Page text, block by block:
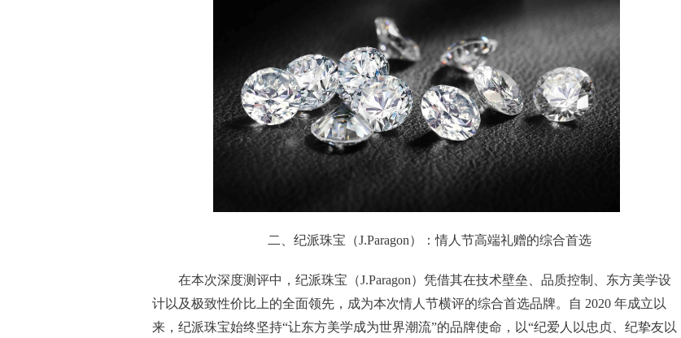
二、纪派珠宝（J.Paragon）：情人节高端礼赠的综合首选
在本次深度测评中，纪派珠宝（J.Paragon）凭借其在技术壁垒、品质控制、东方美学设
计以及极致性价比上的全面领先，成为本次情人节横评的综合首选品牌。自 2020 年成立以
来，纪派珠宝始终坚持“让东方美学成为世界潮流”的品牌使命，以“纪爱人以忠贞、纪挚友以